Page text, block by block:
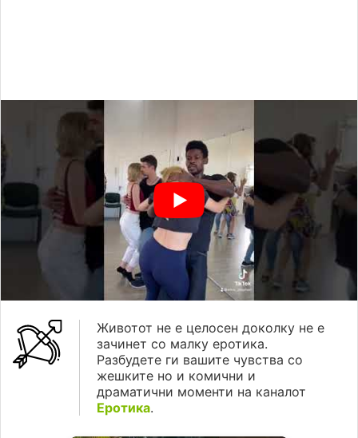
Животот не е целосен доколку не е
зачинет со малку еротика.
Разбудете ги вашите чувства со
жешките но и комични и
драматични моменти на каналот
Еротика.